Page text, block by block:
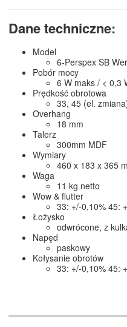
Dane techniczne:
Model
6-Perspex SB
Pobór mocy
6 W maks / < 0,3
Prędkość obrotowa
33, 45 (el.
Overhang
18 mm
Talerz
300mm MDF
Wymiary
460 x 183 x 365
Waga
11 kg netto
Wow & flutter
33: +/-0,10% 45:
Łożysko
odwrócone, z
Napęd
paskowy
Kołysanie obrotów
33: +/-0,10% 45: